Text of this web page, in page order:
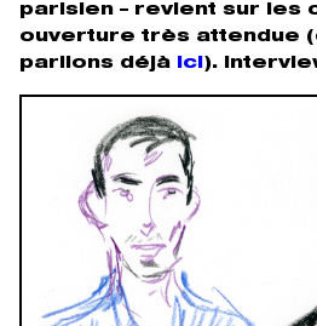
parisien – revient sur les
ouverture très attendue
parlions déjà
ici ).